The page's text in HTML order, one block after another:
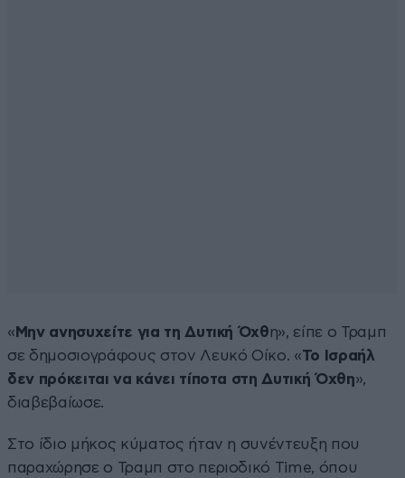
« Μην ανησυχείτε για τη Δυτική Όχθη», είπε ο Τραμπ
σε δημοσιογράφους στον Λευκό Οίκο. «Το Ισραήλ
δεν πρόκειται να κάνει τίποτα στη Δυτική Όχθη»,
διαβεβαίωσε.
Στο ίδιο μήκος κύματος ήταν η συνέντευξη που
παραχώρησε ο Τραμπ στο περιοδικό Time, όπου